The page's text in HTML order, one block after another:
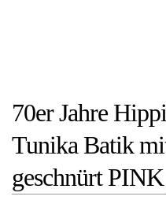
70er Jahre
Tunika Batik
geschnürt